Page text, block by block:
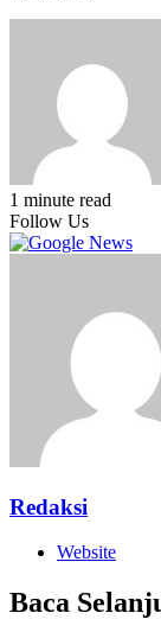
1 minute read
Follow Us
Redaksi
Website
Baca